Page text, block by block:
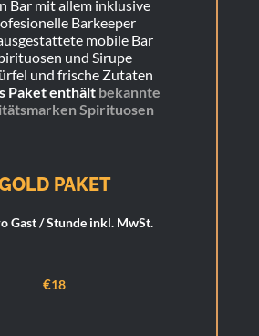
Bar mit allem inklusive
Barkeeper
mobile Bar
und Sirupe
und frische Zutaten
Paket enthält bekannte
Spirituosen
PAKET
Gast / Stunde inkl. MwSt.
€18